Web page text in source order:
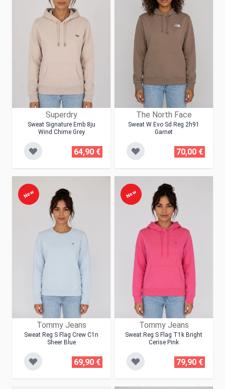
Superdry
Sweat Signature Emb 8ju
Wind Chime Grey
64,90 €
The North Face
Sweat W Evo Sd Reg 2h91
Garnet
70,00 €
Tommy Jeans
Sweat Reg S Flag Crew C1n
Sheer Blue
New
69,90 €
Tommy Jeans
Sweat Reg S Flag T1k Bright
Cerise Pink
New
79,90 €